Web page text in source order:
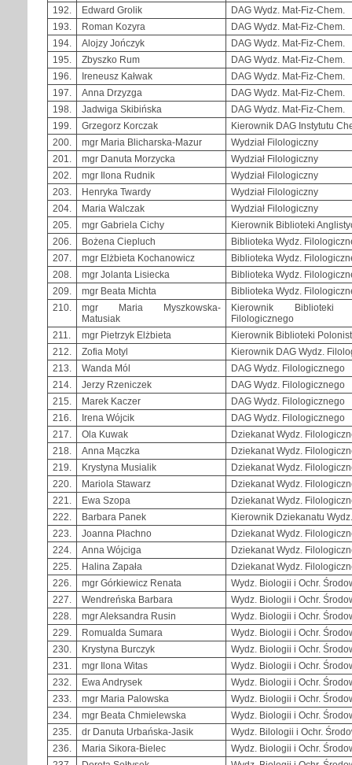
192.
Edward Grolik
DAG Wydz. Mat-Fiz-Chem.
193.
Roman Kozyra
DAG Wydz. Mat-Fiz-Chem.
194.
Alojzy Jończyk
DAG Wydz. Mat-Fiz-Chem.
195.
Zbyszko Rum
DAG Wydz. Mat-Fiz-Chem.
196.
Ireneusz Kałwak
DAG Wydz. Mat-Fiz-Chem.
197.
Anna Drzyzga
DAG Wydz. Mat-Fiz-Chem.
198.
Jadwiga Skibińska
DAG Wydz. Mat-Fiz-Chem.
199.
Grzegorz Korczak
Kierownik DAG Instytutu
200.
mgr Maria Blicharska-Mazur
Wydział Filologiczny
201.
mgr Danuta Morzycka
Wydział Filologiczny
202.
mgr Ilona Rudnik
Wydział Filologiczny
203.
Henryka Twardy
Wydział Filologiczny
204.
Maria Walczak
Wydział Filologiczny
205.
mgr Gabriela Cichy
Kierownik Biblioteki
206.
Bożena Ciepluch
Biblioteka Wydz.
207.
mgr Elżbieta Kochanowicz
Biblioteka Wydz.
208.
mgr Jolanta Lisiecka
Biblioteka Wydz.
209.
mgr Beata Michta
Biblioteka Wydz.
210.
mgr Maria Myszkowska-
Matusiak
Kierownik Biblioteki
Filologicznego
211.
mgr Pietrzyk Elżbieta
Kierownik Biblioteki
212.
Zofia Motyl
Kierownik DAG Wydz.
213.
Wanda Mól
DAG Wydz. Filologicznego
214.
Jerzy Rzeniczek
DAG Wydz. Filologicznego
215.
Marek Kaczer
DAG Wydz. Filologicznego
216.
Irena Wójcik
DAG Wydz. Filologicznego
217.
Ola Kuwak
Dziekanat Wydz.
218.
Anna Mączka
Dziekanat Wydz.
219.
Krystyna Musialik
Dziekanat Wydz.
220.
Mariola Stawarz
Dziekanat Wydz.
221.
Ewa Szopa
Dziekanat Wydz.
222.
Barbara Panek
Kierownik Dziekanatu
223.
Joanna Płachno
Dziekanat Wydz.
224.
Anna Wójciga
Dziekanat Wydz.
225.
Halina Zapała
Dziekanat Wydz.
226.
mgr Górkiewicz Renata
Wydz. Biologii i Ochr.
227.
Wendreńska Barbara
Wydz. Biologii i Ochr.
228.
mgr Aleksandra Rusin
Wydz. Biologii i Ochr.
229.
Romualda Sumara
Wydz. Biologii i Ochr.
230.
Krystyna Burczyk
Wydz. Biologii i Ochr.
231.
mgr Ilona Witas
Wydz. Biologii i Ochr.
232.
Ewa Andrysek
Wydz. Biologii i Ochr.
233.
mgr Maria Palowska
Wydz. Biologii i Ochr.
234.
mgr Beata Chmielewska
Wydz. Biologii i Ochr.
235.
dr Danuta Urbańska-Jasik
Wydz. Bilologii i Ochr.
236.
Maria Sikora-Bielec
Wydz. Biologii i Ochr.